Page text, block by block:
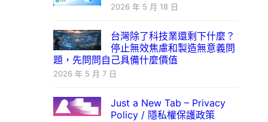
2026 年 5 月 18 日
台灣除了科技業還剩下什麼？
停止無效焦慮和製造無意義問
題，先問問自己具備什麼價值
2026 年 5 月 7 日
Just a New Tab – Privacy
Policy / 隱私權保護政策